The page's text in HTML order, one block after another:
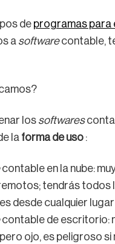
de programas para
a softwarecontable,
los softwares
la forma de uso :
contable en la nube:
tendrás todos
desde cualquier lugar
contable de escritorio:
ojo, es peligroso si